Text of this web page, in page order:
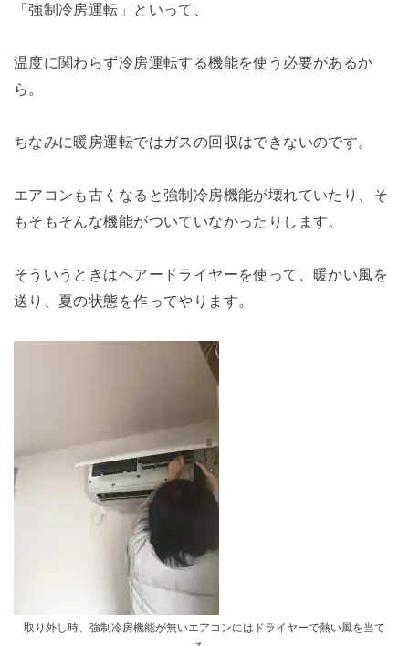
「強制冷房運転」といって、
温度に関わらず冷房運転する機能を使う必要があるか
ら。
ちなみに暖房運転ではガスの回収はできないのです。
エアコンも古くなると強制冷房機能が壊れていたり、そ
もそもそんな機能がついていなかったりします。
そういうときはヘアードライヤーを使って、暖かい風を
送り、夏の状態を作ってやります。
取り外し時、強制冷房機能が無いエアコンにはドライヤーで熱い風を当て